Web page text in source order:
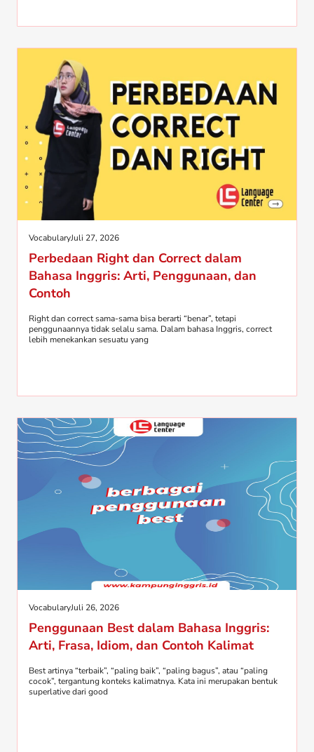
VocabularyJuli 27, 2026
Perbedaan Right dan Correct dalam
Bahasa Inggris: Arti, Penggunaan, dan
Contoh
Right dan correct sama-sama bisa berarti “benar”, tetapi
penggunaannya tidak selalu sama. Dalam bahasa Inggris, correct
lebih menekankan sesuatu yang
VocabularyJuli 26, 2026
Penggunaan Best dalam Bahasa Inggris:
Arti, Frasa, Idiom, dan Contoh Kalimat
Best artinya “terbaik”, “paling baik”, “paling bagus”, atau “paling
cocok”, tergantung konteks kalimatnya. Kata ini merupakan bentuk
superlative dari good